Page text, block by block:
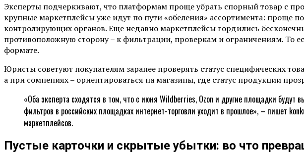
Эксперты подчеркивают, что платформам проще убрать спорный товар с
крупные маркетплейсы уже идут по пути «обеления» ассортимента: проще
контролирующих органов. Еще недавно маркетплейсы гордились
противоположную сторону – к фильтрации, проверкам и ограничениям. То
формате.
Юристы советуют покупателям заранее проверять статус специфических
а при сомнениях – ориентироваться на магазины, где статус продукции
«Оба эксперта сходятся в том, что с июня Wildberries, Ozon и другие площадки будут
фильтров в российских площадках интернет-торговли уходит в прошлое», – пишет
маркетплейсов.
Пустые карточки и скрытые убытки: во что